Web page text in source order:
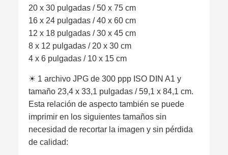
20 x 30 pulgadas / 50 x 75 cm
16 x 24 pulgadas / 40 x 60 cm
12 x 18 pulgadas / 30 x 45 cm
8 x 12 pulgadas / 20 x 30 cm
4 x 6 pulgadas / 10 x 15 cm
☀︎ 1 archivo JPG de 300 ppp ISO DIN A1 y
tamaño 23,4 x 33,1 pulgadas / 59,1 x 84,1 cm.
Esta relación de aspecto también se puede
imprimir en los siguientes tamaños sin
necesidad de recortar la imagen y sin pérdida
de calidad: